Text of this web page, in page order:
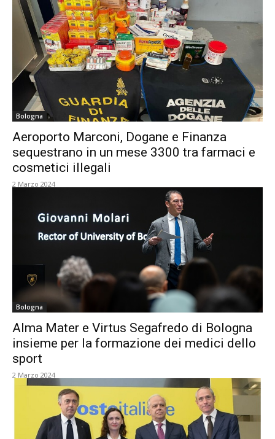
Bologna
Aeroporto Marconi, Dogane e Finanza
sequestrano in un mese 3300 tra farmaci e
cosmetici illegali
2 Marzo 2024
Bologna
Alma Mater e Virtus Segafredo di Bologna
insieme per la formazione dei medici dello
sport
2 Marzo 2024